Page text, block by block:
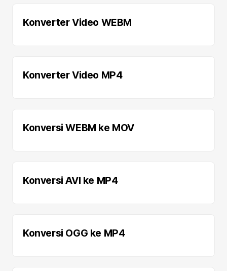
Konverter Video WEBM
Konverter Video MP4
Konversi WEBM ke MOV
Konversi AVI ke MP4
Konversi OGG ke MP4